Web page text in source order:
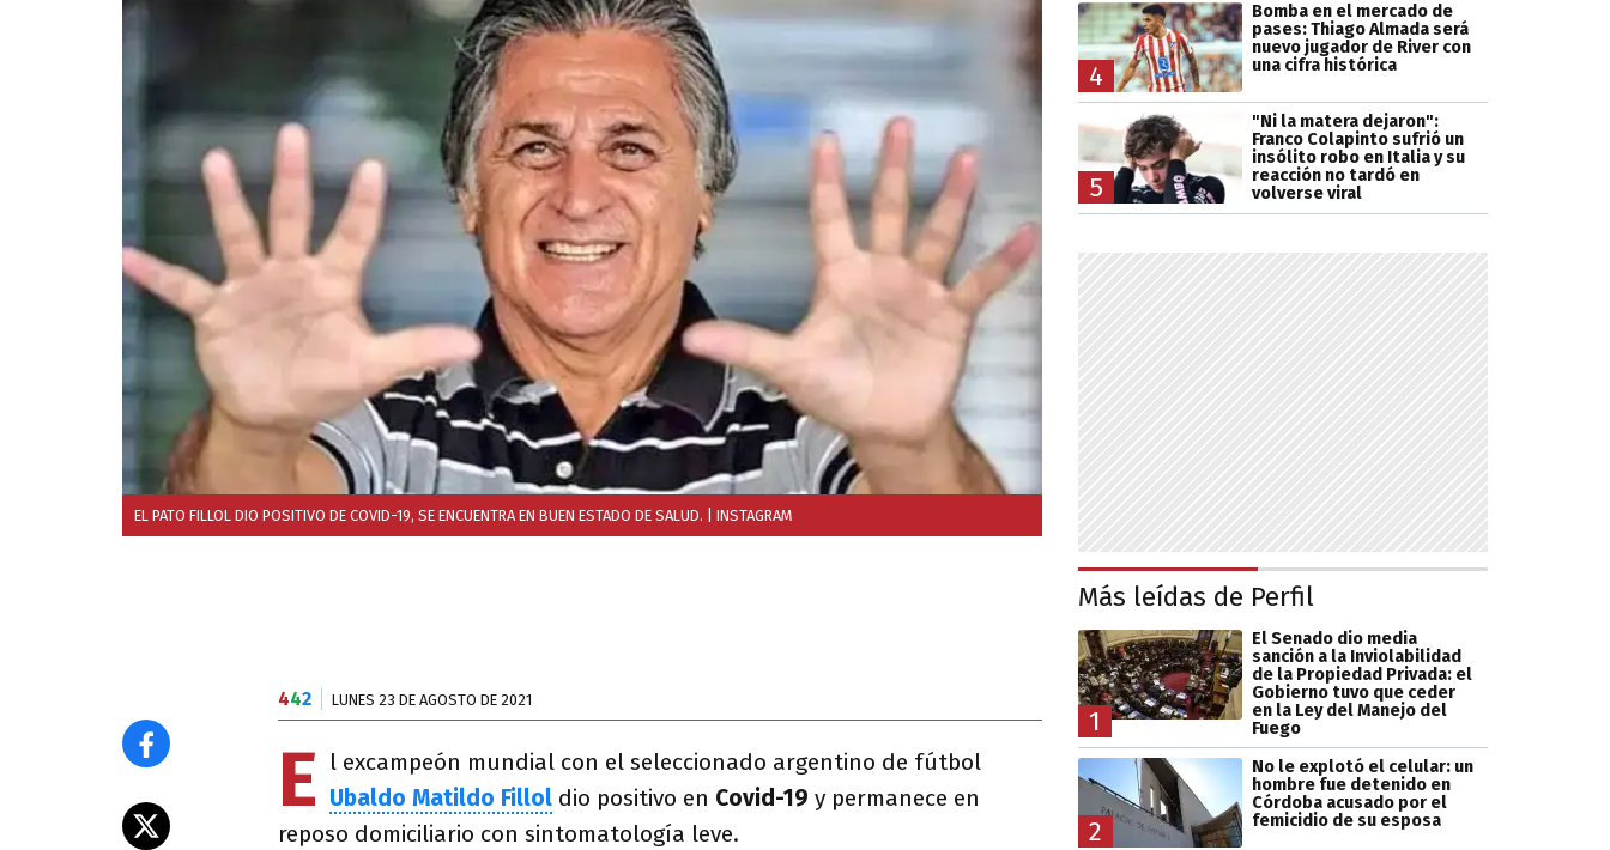
EL PATO FILLOL DIO POSITIVO DE COVID-19, SE ENCUENTRA EN BUEN ESTADO DE SALUD. | INSTAGRAM
442 LUNES 23 DE AGOSTO DE 2021
E
l excampeón mundial con el seleccionado argentino de fútbol
Ubaldo Matildo Fillol dio positivo en Covid-19 y permanece en
reposo domiciliario con sintomatología leve.
4
Bomba en el mercado de
pases: Thiago Almada será
nuevo jugador de River con
una cifra histórica
5
"Ni la matera dejaron":
Franco Colapinto sufrió un
insólito robo en Italia y su
reacción no tardó en
volverse viral
Más leídas de Perfil
1
El Senado dio media
sanción a la Inviolabilidad
de la Propiedad Privada: el
Gobierno tuvo que ceder
en la Ley del Manejo del
Fuego
2
No le explotó el celular: un
hombre fue detenido en
Córdoba acusado por el
femicidio de su esposa